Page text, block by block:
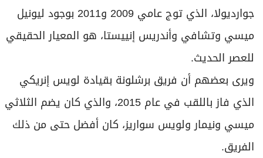
جوارديولا، الذي توج عامي 2009 و2011 بوجود ليونيل
ميسي وتشافي وأندريس إنييستا، هو المعيار الحقيقي
للعصر الحديث.
ويرى بعضهم أن فريق برشلونة بقيادة لويس إنريكي
الذي فاز باللقب في عام 2015، والذي كان يضم الثلاثي
ميسي ونيمار ولويس سواريز، كان أفضل حتى من ذلك
الفريق.